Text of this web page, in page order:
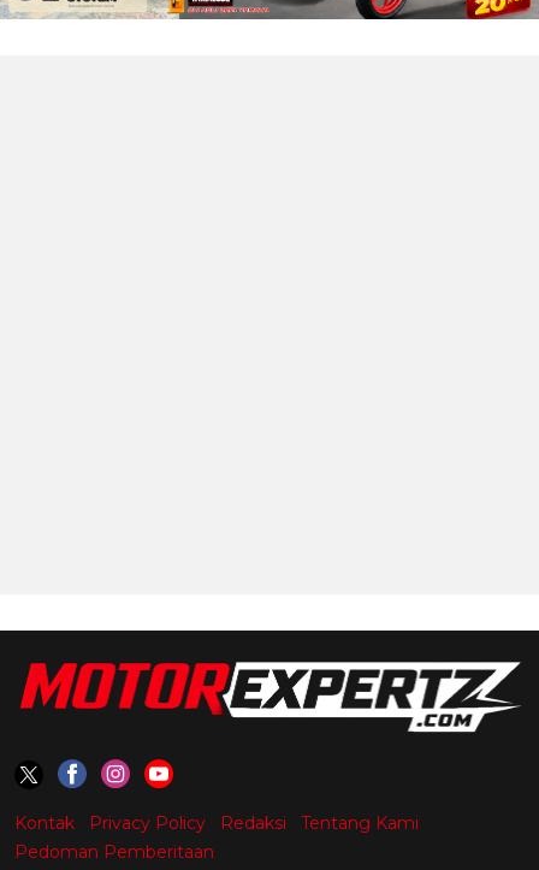
Kontak Privacy Policy Redaksi
Tentang Kami
Pedoman Pemberitaan